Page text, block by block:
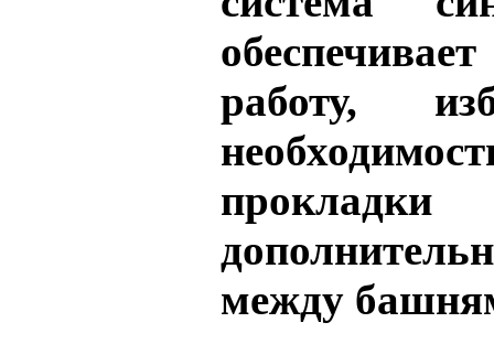
работу,
прокладки
между